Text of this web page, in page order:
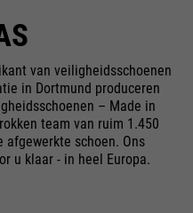
om deze te
gebruik van
SID- en HSID-
van veiligheidsschoenen
in Dortmund produceren
– Made in
team van ruim 1.450
afgewerkte schoen. Ons
u klaar - in heel Europa.